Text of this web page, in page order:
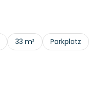
33 m²
Parkplatz